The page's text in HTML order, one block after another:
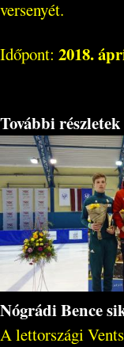
versenyét.
Időpont: 2018.
További részletek
Nógrádi Bence
A lettországi